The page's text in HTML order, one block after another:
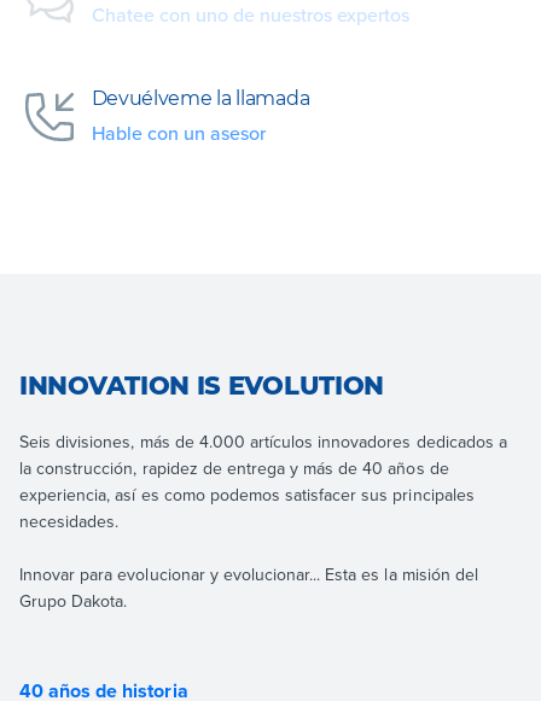
Chatee con uno de nuestros expertos
Devuélveme la llamada
Hable con un asesor
INNOVATION IS EVOLUTION
Seis divisiones, más de 4.000 artículos innovadores dedicados a
la construcción, rapidez de entrega y más de 40 años de
experiencia, así es como podemos satisfacer sus principales
necesidades.
Innovar para evolucionar y evolucionar... Esta es la misión del
Grupo Dakota.
40 años de historia